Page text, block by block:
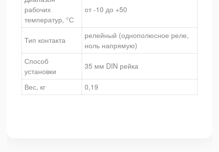
рабочих
температур, °С
от -10 до +50
Тип контакта
релейный (однополюсное реле,
ноль напрямую)
Способ
установки
35 мм DIN рейка
Вес, кг 0,19